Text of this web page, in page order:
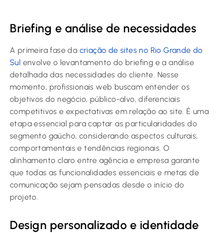
Briefing e análise de necessidades
A primeira fase da criação de sites no Rio Grande do
Sul envolve o levantamento do briefing e a análise
detalhada das necessidades do cliente. Nesse
momento, profissionais web buscam entender os
objetivos do negócio, público-alvo, diferenciais
competitivos e expectativas em relação ao site. É uma
etapa essencial para captar as particularidades do
segmento gaúcho, considerando aspectos culturais,
comportamentais e tendências regionais. O
alinhamento claro entre agência e empresa garante
que todas as funcionalidades essenciais e metas de
comunicação sejam pensadas desde o início do
projeto.
Design personalizado e identidade